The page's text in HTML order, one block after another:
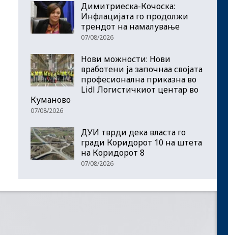
Димитриеска-Кочоска:
Инфлацијата го продолжи
трендот на намалување
07/08/2026
Нови можности: Нови
вработени ја започнаа својата
професионална приказна во
Lidl Логистичкиот центар во
Куманово
07/08/2026
ДУИ тврди дека власта го
гради Коридорот 10 на штета
на Коридорот 8
07/08/2026